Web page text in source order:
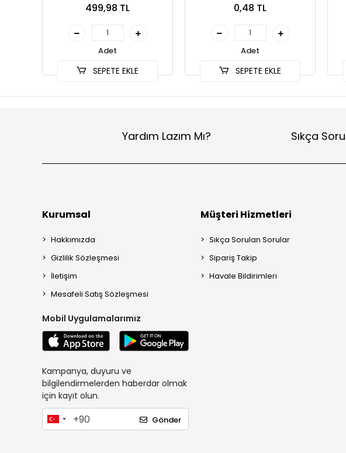
499,98 TL
Adet
SEPETE EKLE
0,48 TL
Adet
SEPETE EKLE
Yardım Lazım Mı? Sıkça
Kurumsal
Hakkımızda
Gizlilik Sözleşmesi
İletişim
Mesafeli Satış Sözleşmesi
Mobil Uygulamalarımız
Kampanya, duyuru ve
bilgilendirmelerden haberdar olmak
için kayıt olun.
Gönder
Müşteri Hizmetleri
Sıkça Sorulan Sorular
Sipariş Takip
Havale Bildirimleri